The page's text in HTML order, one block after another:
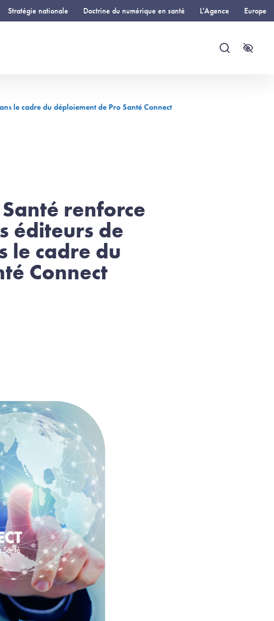
Stratégie nationale Doctrine du numérique en santé L'Agence Europe
Recherche
le cadre du déploiement de Pro Santé Connect
renforce
éditeurs de
le cadre du
Connect
Linkedin